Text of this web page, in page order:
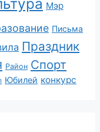
Мэр
Письма
Праздник
Район Спорт
Юбилей конкурс